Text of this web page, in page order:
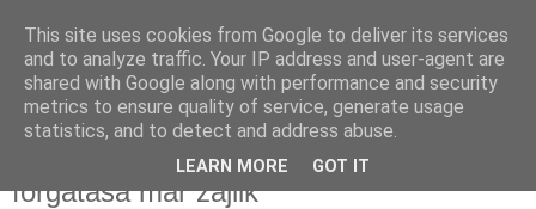
2025. november 14., péntek
Dűne: Prófécia – A második évad
forgatása már zajlik
This site uses cookies from Google to deliver its services
and to analyze traffic. Your IP address and user-agent are
shared with Google along with performance and security
metrics to ensure quality of service, generate usage
statistics, and to detect and address abuse.
LEARN MORE GOT IT